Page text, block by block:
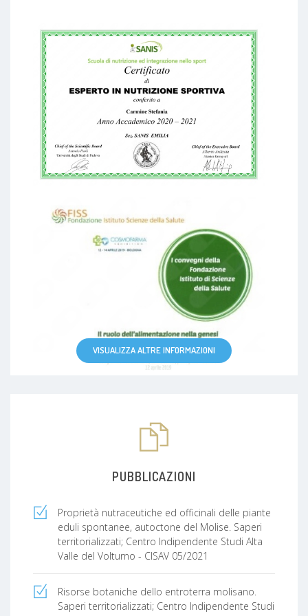
campagne di prevenzione contro obesità,
malattie cardiovascolari, malattie metaboliche e
cancro; con questa fondazione conduciamo studi
sulla nutrizione clinica, sullo sviluppo di cibi
funzionali, e sui corretti stili di vita.
VISUALIZZA ALTRE INFORMAZIONI
PUBBLICAZIONI
Proprietà nutraceutiche ed officinali delle piante
eduli spontanee, autoctone del Molise. Saperi
territorializzati; Centro Indipendente Studi Alta
Valle del Volturno - CISAV 05/2021
Risorse botaniche dello entroterra molisano.
Saperi territorializzati; Centro Indipendente Studi